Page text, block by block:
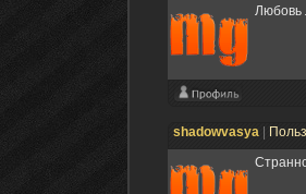
Любовь
shadowvasya